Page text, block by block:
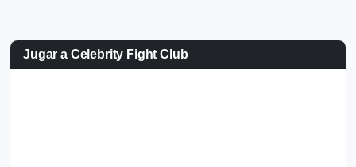
Jugar a Celebrity Fight Club